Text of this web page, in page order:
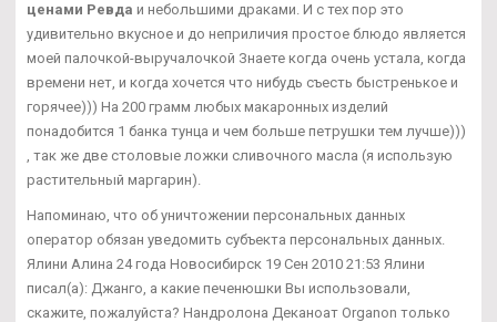
ценами Ревда и небольшими драками. И с тех пор это
удивительно вкусное и до неприличия простое блюдо является
моей палочкой-выручалочкой Знаете когда очень устала, когда
времени нет, и когда хочется что нибудь съесть быстренькое и
горячее))) На 200 грамм любых макаронных изделий
понадобится 1 банка тунца и чем больше петрушки тем лучше)))
, так же две столовые ложки сливочного масла (я использую
растительный маргарин).
Напоминаю, что об уничтожении персональных данных
оператор обязан уведомить субъекта персональных данных.
Ялини Алина 24 года Новосибирск 19 Сен 2010 21:53 Ялини
писал(а): Джанго, а какие печенюшки Вы использовали,
скажите, пожалуйста? Нандролона Деканоат Organon только